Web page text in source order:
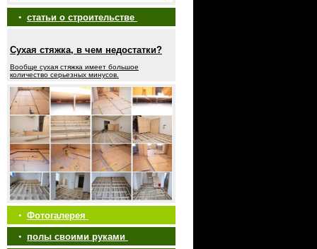
• статьи о строительстве
Сухая стяжка, в чем недостатки?
Вообще сухая стяжка имеет большое
количество серьезных минусов.
• Фотогалерея
• полы своими руками